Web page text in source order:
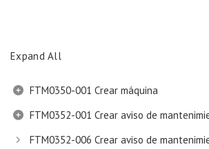
Expand All
FTM0350-001 Crear máquina
FTM0352-001 Crear aviso de
FTM0352-006 Crear aviso de